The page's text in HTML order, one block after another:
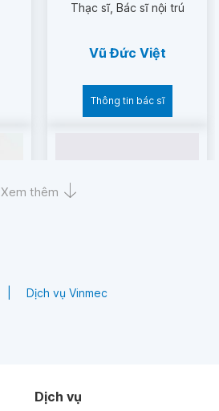
Thạc sĩ Bác sĩ nội trú
Vũ Đức Việt
Thông tin bác sĩ
Xem thêm
Dịch vụ Vinmec
Dịch vụ